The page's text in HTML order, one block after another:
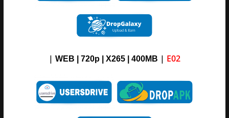
| WEB | 720p | X265 | 400M B | E02